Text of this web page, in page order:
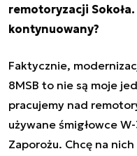
remotoryzacji
kontynuowany?
Faktycznie,
8MSB to nie są moje
pracujemy nad
używane śmigłowce
Zaporożu. Chcę na